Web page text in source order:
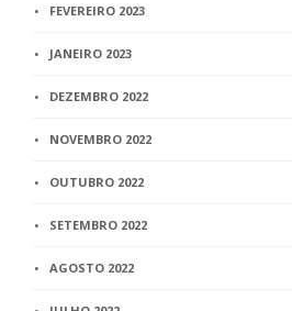
FEVEREIRO 2023
JANEIRO 2023
DEZEMBRO 2022
NOVEMBRO 2022
OUTUBRO 2022
SETEMBRO 2022
AGOSTO 2022